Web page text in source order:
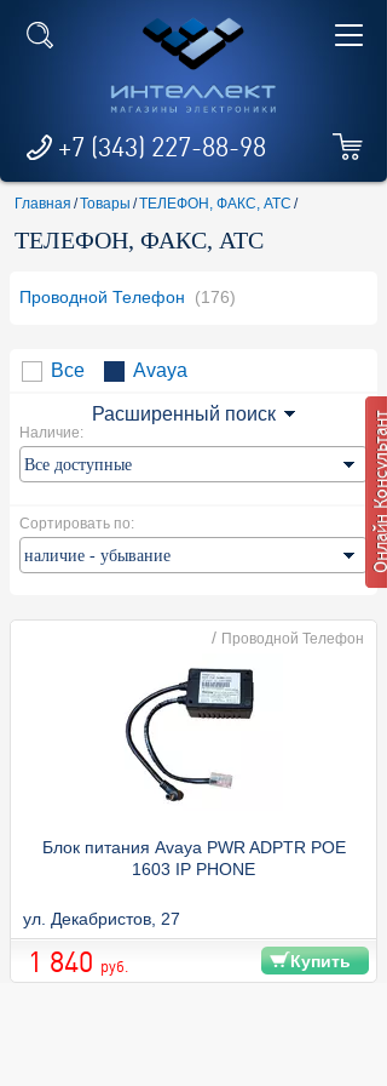
+7 (343) 227-88-98
Главная /Товары /ТЕЛЕФОН, ФАКС, АТС /
ТЕЛЕФОН, ФАКС, АТС
Проводной Телефон (176)
Все Avaya
Расширенный поиск
Наличие:
Сортировать по:
/ Проводной Телефон
Блок питания Avaya PWR ADPTR POE
1603 IP PHONE
ул. Декабристов, 27
1 840 руб. Купить